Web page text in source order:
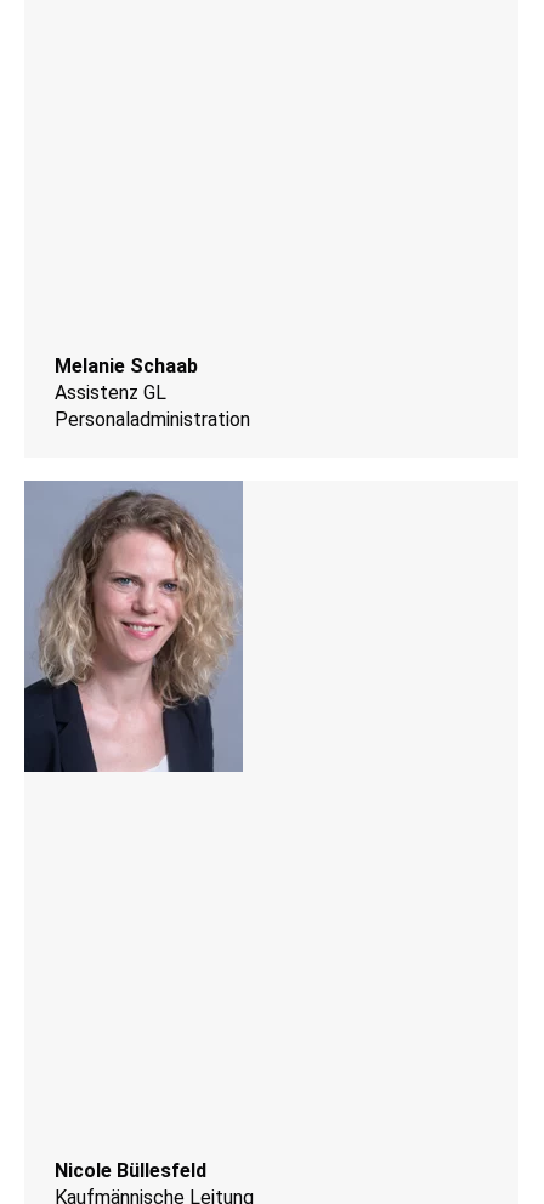
Melanie Schaab
Assistenz GL
Personaladministration
Nicole Büllesfeld
Kaufmännische Leitung